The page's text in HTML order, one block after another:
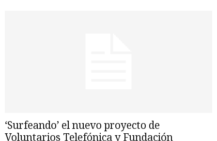
‘Surfeando’ el nuevo proyecto de
Voluntarios Telefónica y Fundación